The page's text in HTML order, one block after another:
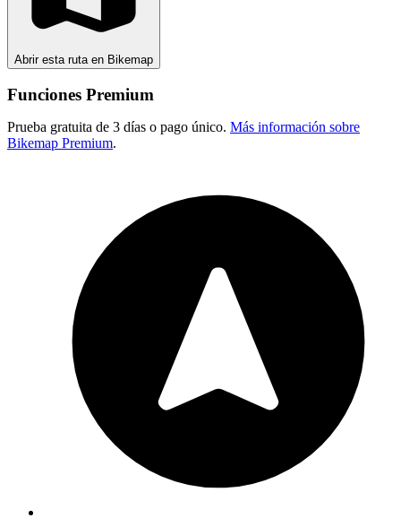
Abrir esta ruta en Bikemap
Funciones Premium
Prueba gratuita de 3 días o pago único. Más información sobre
Bikemap Premium.